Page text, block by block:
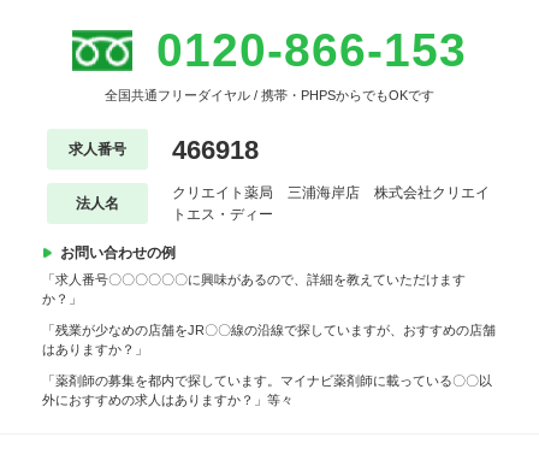
0120-866-153
全国共通フリーダイヤル / 携帯・PHPSからでもOKです
求人番号 466918
法人名
クリエイト薬局 三浦海岸店 株式会社クリエイ
トエス・ディー
お問い合わせの例
「求人番号〇〇〇〇〇〇に興味があるので、詳細を教えていただけます
か？」
「残業が少なめの店舗をJR〇〇線の沿線で探していますが、おすすめの店舗
はありますか？」
「薬剤師の募集を都内で探しています。マイナビ薬剤師に載っている〇〇以
外におすすめの求人はありますか？」等々